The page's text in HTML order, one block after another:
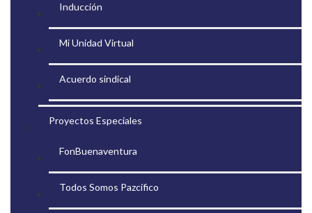
Inducción
Mi Unidad Virtual
Acuerdo sindical
Proyectos Especiales
FonBuenaventura
Todos Somos Pazcífico